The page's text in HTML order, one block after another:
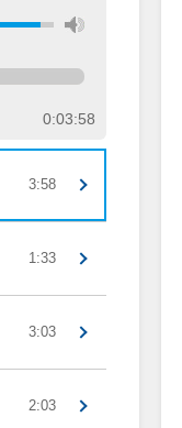
0:03:58
3:58
1:33
3:03
2:03